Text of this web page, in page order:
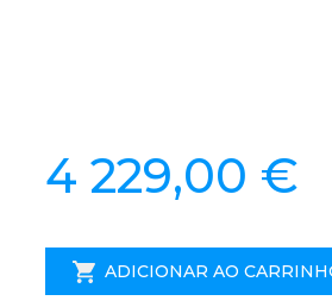
4 229,00 €
ADICIONAR AO